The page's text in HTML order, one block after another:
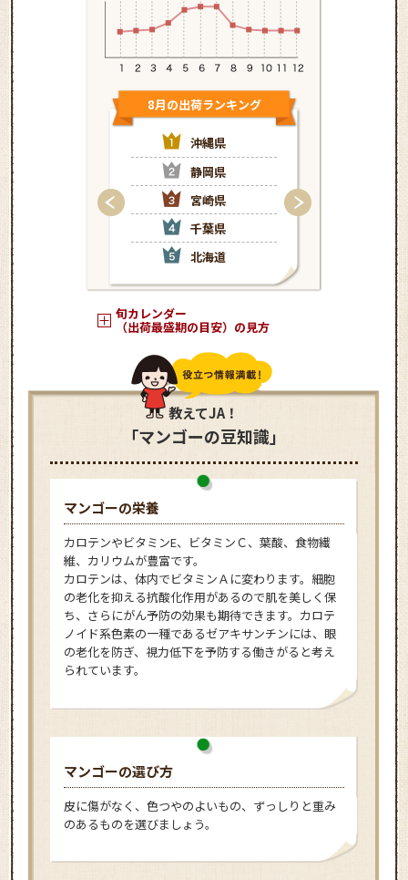
8月の出荷ランキング
沖縄県
静岡県
宮崎県
千葉県
北海道
9月の出荷
静
沖
北
宮
大
旬カレンダー
（出荷最盛期の目安）の見方
教えてJA！
「マンゴーの豆知識」
マンゴーの栄養
カロテンやビタミンE、ビタミンＣ、葉酸、食物繊
維、カリウムが豊富です。
カロテンは、体内でビタミンＡに変わります。細胞
の老化を抑える抗酸化作用があるので肌を美しく保
ち、さらにがん予防の効果も期待できます。カロテ
ノイド系色素の一種であるゼアキサンチンには、眼
の老化を防ぎ、視力低下を予防する働きがると考え
られています。
マンゴーの選び方
皮に傷がなく、色つやのよいもの、ずっしりと重み
のあるものを選びましょう。